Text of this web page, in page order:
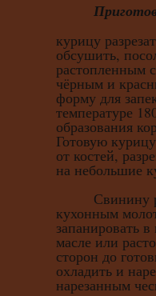
курицу
обсушить,
растопленным
чёрным и
форму для
температуре
образования
Готовую
от костей,
на небольшие
Свинину
кухонным
запанировать
масле или
сторон до
охладить и
нарезанным